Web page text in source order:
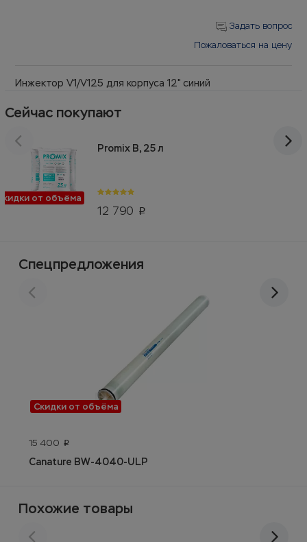
Задать вопрос
Пожаловаться на цену
Инжектор V1/V125 для корпуса 12" синий
Сейчас покупают
от объёма
12 790 p
Promix B, 25 л
Спецпредложения
Скидки от объёма
15 400 p
Canature BW-4040-ULP
Похожие товары